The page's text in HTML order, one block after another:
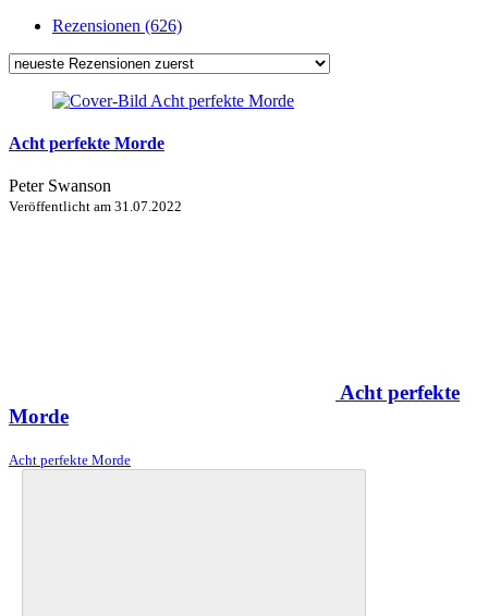
Rezensionen (626)
Acht perfekte Morde
Peter Swanson
Veröffentlicht am 31.07.2022
Acht perfekte
Morde
Acht perfekte Morde